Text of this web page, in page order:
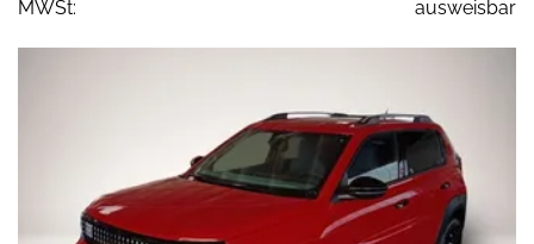
MWSt:
ausweisbar